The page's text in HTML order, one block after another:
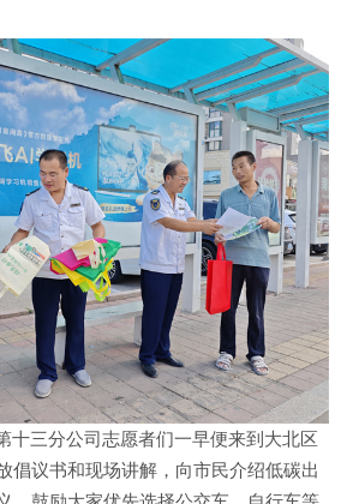
三分公司志愿者们一早便来到大北区
倡议书和现场讲解，向市民介绍低碳出